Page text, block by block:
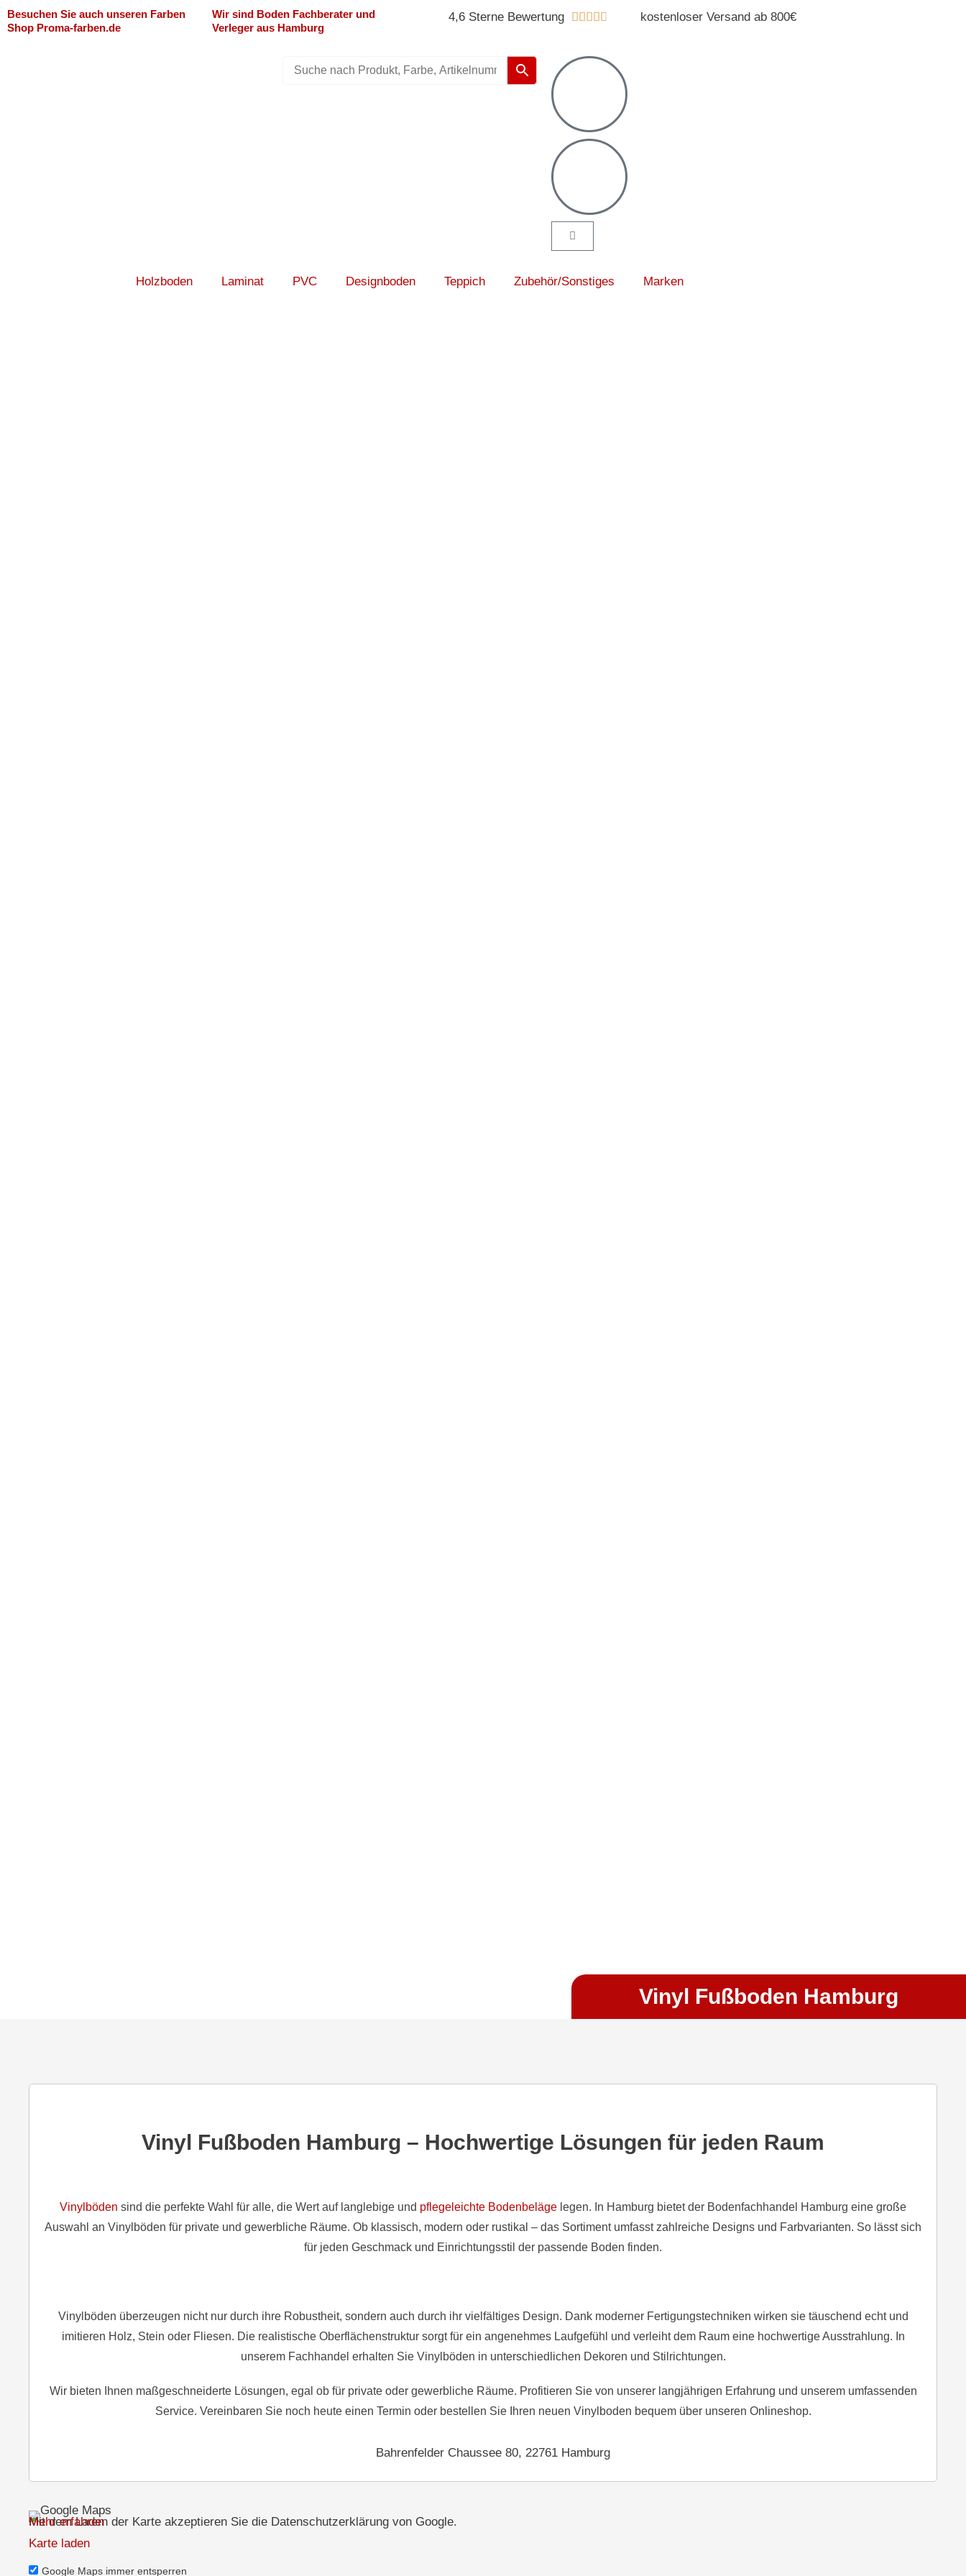
Zum
Inhalt
Besuchen Sie auch unseren Farben
Shop Proma-farben.de
Wir sind Boden Fachberater und
Verleger aus Hamburg
4,6 Sterne Bewertung  Bewertet
von
kostenloser Versand ab 800€
Warenkorb
Holzboden Laminat PVC Designboden Teppich Zubehör/Sonstiges Marken
Vinyl Fußboden Hamburg
Vinyl Fußboden Hamburg – Hochwertige Lösungen für jeden Raum
Vinylböden sind die perfekte Wahl für alle, die Wert auf langlebige und pflegeleichte Bodenbeläge legen. In Hamburg bietet der Bodenfachhandel Hamburg eine große
Auswahl an Vinylböden für private und gewerbliche Räume. Ob klassisch, modern oder rustikal – das Sortiment umfasst zahlreiche Designs und Farbvarianten. So lässt sich
für jeden Geschmack und Einrichtungsstil der passende Boden finden.
Vinylböden überzeugen nicht nur durch ihre Robustheit, sondern auch durch ihr vielfältiges Design. Dank moderner Fertigungstechniken wirken sie täuschend echt und
imitieren Holz, Stein oder Fliesen. Die realistische Oberflächenstruktur sorgt für ein angenehmes Laufgefühl und verleiht dem Raum eine hochwertige Ausstrahlung. In
unserem Fachhandel erhalten Sie Vinylböden in unterschiedlichen Dekoren und Stilrichtungen.
Wir bieten Ihnen maßgeschneiderte Lösungen, egal ob für private oder gewerbliche Räume. Profitieren Sie von unserer langjährigen Erfahrung und unserem umfassenden
Service. Vereinbaren Sie noch heute einen Termin oder bestellen Sie Ihren neuen Vinylboden bequem über unseren Onlineshop.
Bahrenfelder Chaussee 80, 22761 Hamburg
Mit dem Laden der Karte akzeptieren Sie die Datenschutzerklärung von Google.
Mehr erfahren
Karte laden
Google Maps immer entsperren